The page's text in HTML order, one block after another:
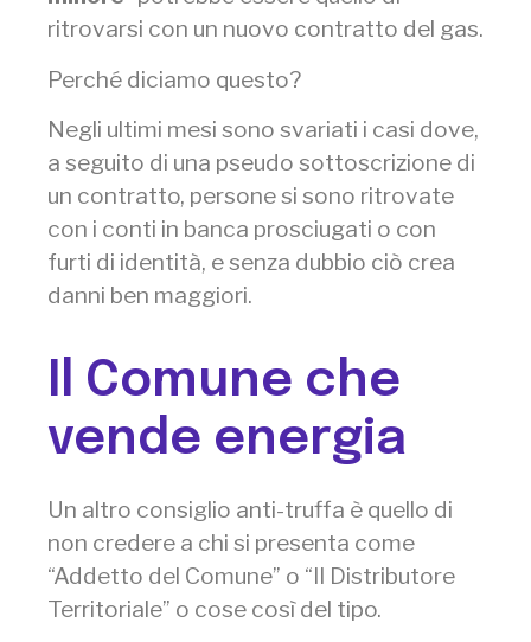
ritrovarsi con un nuovo contratto del gas.
Perché diciamo questo?
Negli ultimi mesi sono svariati i casi dove,
a seguito di una pseudo sottoscrizione di
un contratto, persone si sono ritrovate
con i conti in banca prosciugati o con
furti di identità, e senza dubbio ciò crea
danni ben maggiori.
Il Comune che
vende energia
Un altro consiglio anti-truffa è quello di
non credere a chi si presenta come
“Addetto del Comune” o “Il Distributore
Territoriale” o cose così del tipo.